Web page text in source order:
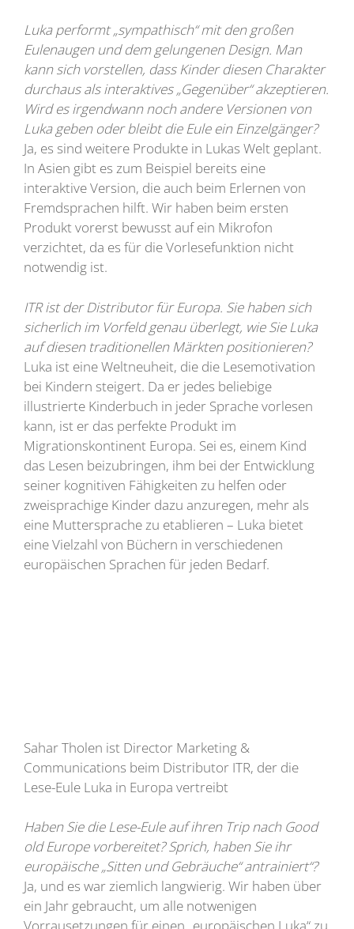
Luka performt „sympathisch“ mit den großen
Eulenaugen und dem gelungenen Design. Man
kann sich vorstellen, dass Kinder diesen Charakter
durchaus als interaktives „Gegenüber“ akzeptieren.
Wird es irgendwann noch andere Versionen von
Luka geben oder bleibt die Eule ein Einzelgänger?
Ja, es sind weitere Produkte in Lukas Welt geplant.
In Asien gibt es zum Beispiel bereits eine
interaktive Version, die auch beim Erlernen von
Fremdsprachen hilft. Wir haben beim ersten
Produkt vorerst bewusst auf ein Mikrofon
verzichtet, da es für die Vorlesefunktion nicht
notwendig ist.
ITR ist der Distributor für Europa. Sie haben sich
sicherlich im Vorfeld genau überlegt, wie Sie Luka
auf diesen traditionellen Märkten positionieren?
Luka ist eine Weltneuheit, die die Lesemotivation
bei Kindern steigert. Da er jedes beliebige
illustrierte Kinderbuch in jeder Sprache vorlesen
kann, ist er das perfekte Produkt im
Migrationskontinent Europa. Sei es, einem Kind
das Lesen beizubringen, ihm bei der Entwicklung
seiner kognitiven Fähigkeiten zu helfen oder
zweisprachige Kinder dazu anzuregen, mehr als
eine Muttersprache zu etablieren – Luka bietet
eine Vielzahl von Büchern in verschiedenen
europäischen Sprachen für jeden Bedarf.
Sahar Tholen ist Director Marketing &
Communications beim Distributor ITR, der die
Lese-Eule Luka in Europa vertreibt
Haben Sie die Lese-Eule auf ihren Trip nach Good
old Europe vorbereitet? Sprich, haben Sie ihr
europäische „Sitten und Gebräuche“ antrainiert“?
Ja, und es war ziemlich langwierig. Wir haben über
ein Jahr gebraucht, um alle notwenigen